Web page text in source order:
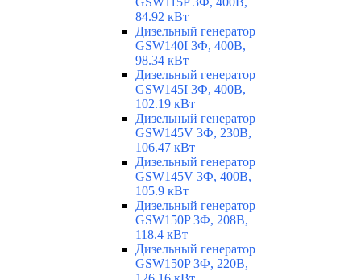
84.92 кВт
Дизельный генератор
GSW140I 3Ф, 400В,
98.34 кВт
Дизельный генератор
GSW145I 3Ф, 400В,
102.19 кВт
Дизельный генератор
GSW145V 3Ф, 230В,
106.47 кВт
Дизельный генератор
GSW145V 3Ф, 400В,
105.9 кВт
Дизельный генератор
GSW150P 3Ф, 208В,
118.4 кВт
Дизельный генератор
GSW150P 3Ф, 220В,